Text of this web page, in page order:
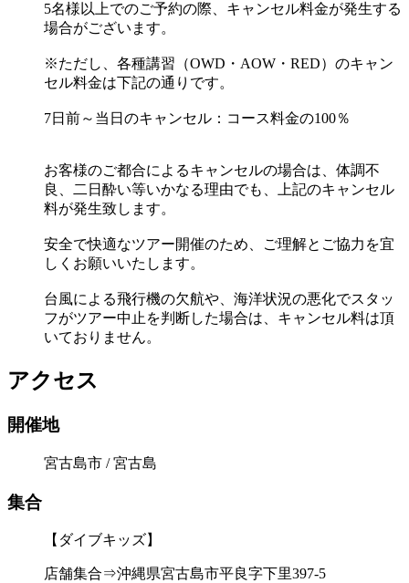
5名様以上でのご予約の際、キャンセル料金が発生する
場合がございます。
※ただし、各種講習（OWD・AOW・RED）のキャン
セル料金は下記の通りです。
7日前～当日のキャンセル：コース料金の100％
お客様のご都合によるキャンセルの場合は、体調不
良、二日酔い等いかなる理由でも、上記のキャンセル
料が発生致します。
安全で快適なツアー開催のため、ご理解とご協力を宜
しくお願いいたします。
台風による飛行機の欠航や、海洋状況の悪化でスタッ
フがツアー中止を判断した場合は、キャンセル料は頂
いておりません。
アクセス
開催地
宮古島市 / 宮古島
集合
【ダイブキッズ】
店舗集合⇒沖縄県宮古島市平良字下里397-5